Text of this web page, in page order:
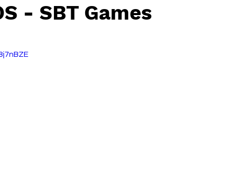
BILE games
- SBT Games
5 estrelas.